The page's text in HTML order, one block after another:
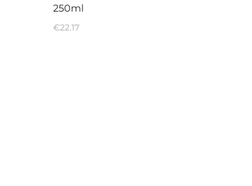
250ml
€22.17